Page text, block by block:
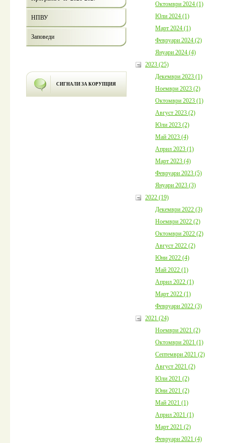
НПВУ
Заповеди
СИГНАЛИ ЗА КОРУПЦИЯ
Октомври 2024 (1)
Юли 2024 (1)
Март 2024 (1)
Февруари 2024 (2)
Януари 2024 (4)
2023 (25)
Декември 2023 (1)
Ноември 2023 (2)
Октомври 2023 (1)
Август 2023 (2)
Юли 2023 (2)
Май 2023 (4)
Април 2023 (1)
Март 2023 (4)
Февруари 2023 (5)
Януари 2023 (3)
2022 (19)
Декември 2022 (3)
Ноември 2022 (2)
Октомври 2022 (2)
Август 2022 (2)
Юни 2022 (4)
Май 2022 (1)
Април 2022 (1)
Март 2022 (1)
Февруари 2022 (3)
2021 (24)
Ноември 2021 (2)
Октомври 2021 (1)
Септември 2021 (2)
Август 2021 (2)
Юли 2021 (2)
Юни 2021 (2)
Май 2021 (1)
Април 2021 (1)
Март 2021 (2)
Февруари 2021 (4)